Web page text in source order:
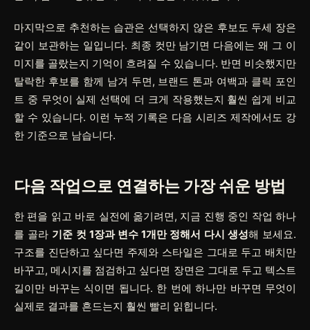
마지막으로 추천하는 습관은 선택하지 않은 후보도 두세 장은
같이 보관하는 일입니다. 최종 컷만 남기면 다음에는 왜 그 이
미지를 골랐는지 기억이 흐려질 수 있습니다. 반면 비슷했지만
탈락한 후보를 함께 남겨 두면, 브랜드 톤과 여백과 클릭 포인
트 중 무엇이 실제 선택에 더 크게 작용했는지 훨씬 쉽게 비교
할 수 있습니다. 이런 누적 기록은 다음 시리즈 제작에서도 강
한 기준으로 남습니다.
다음 작업으로 연결하는 가장 쉬운 방법
한 편을 읽고 바로 실전에 옮기려면, 지금 진행 중인 작업 하나
를 골라 기준 컷 1장과 변수 1개만 정해서 다시 생성해 보세요.
구조를 진단하고 싶다면 주제와 스타일은 그대로 두고 배치만
바꾸고, 메시지를 점검하고 싶다면 장면은 그대로 두고 텍스트
길이만 바꾸는 식이면 됩니다. 한 번에 하나만 바꾸면 무엇이
실제로 결과를 흔드는지 훨씬 빨리 읽힙니다.